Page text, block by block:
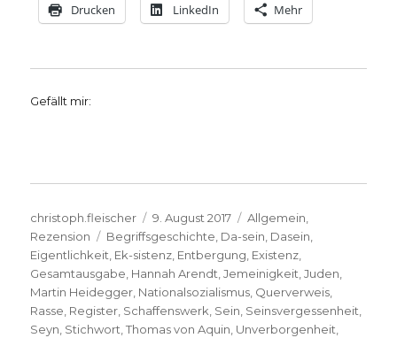
Drucken LinkedIn Mehr
Gefällt mir:
Autor
christoph.fleischer
Veröffentlicht
am
9. August 2017 Kategorien
Allgemein
Rezension
Schlagwörter
Begriffsgeschichte Da-sein Dasein
Eigentlichkeit Ek-sistenz Entbergung Existenz
Gesamtausgabe Hannah Arendt ,Jemeinigkeit ,Juden
Martin Heidegger Nationalsozialismus Querverweis
Rasse Register Schaffenswerk Sein Seinsvergessenheit
Seyn Stichwort ,Thomas von Aquin Unverborgenheit